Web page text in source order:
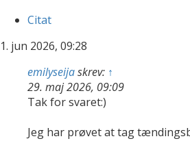
Citat
1. jun 2026, 09:28
emilyseijaskrev: ↑
29. maj 2026, 09:09
Tak for svaret:)
Jeg har prøvet at tag